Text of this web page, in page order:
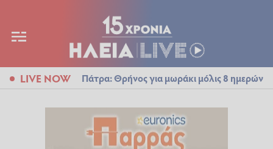
LIVE NOW Πάτρα: Θρήνος για μωράκι μόλις 8 ημερών